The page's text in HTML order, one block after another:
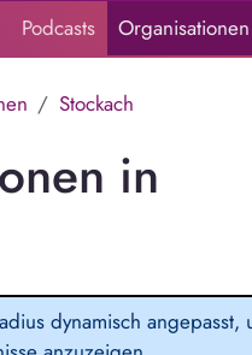
Podcasts Organisationen
Stockach
in
dynamisch angepasst,